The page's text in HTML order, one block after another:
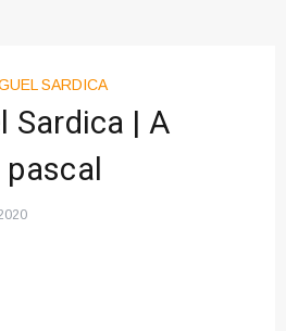
SARDICA
Sardica | A